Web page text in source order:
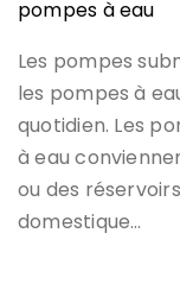
pompes à eau
Les pompes
les pompes à
quotidien. Les
à eau
ou des
domestique…